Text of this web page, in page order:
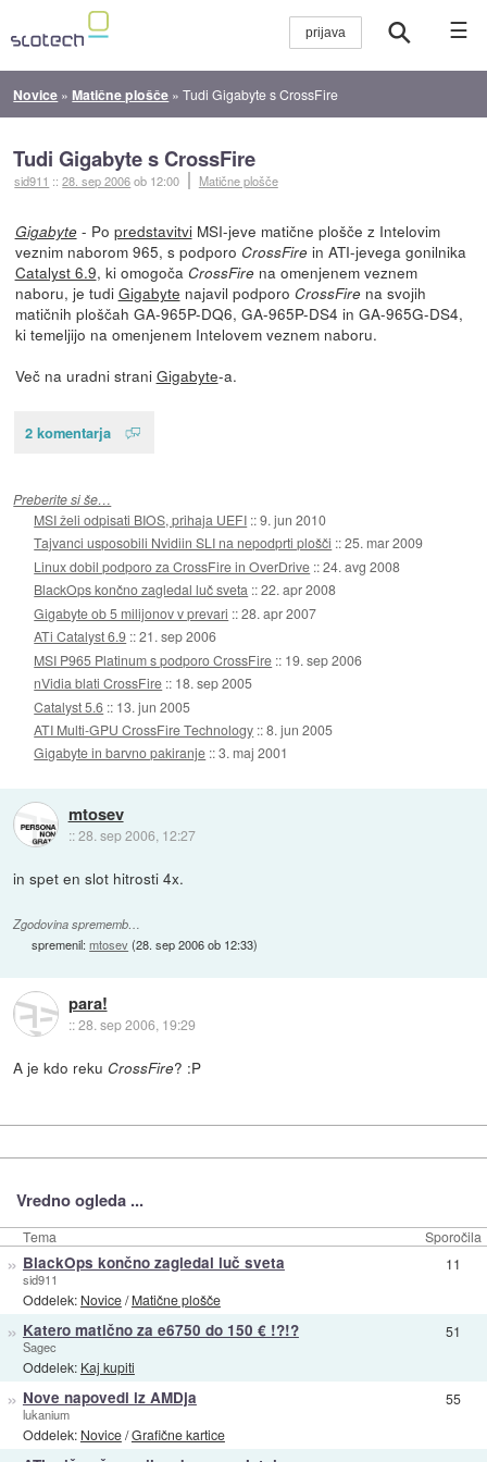
☰
Novice »Matične plošče »Tudi Gigabyte s CrossFire
Tudi Gigabyte s CrossFire
sid911 ::28. sep 2006ob 12:00 Matične plošče
Gigabyte- Po predstavitviMSI-jeve matične plošče z Intelovim
veznim naborom 965, s podporo CrossFirein ATI-jevega gonilnika
Catalyst 6.9, ki omogoča CrossFirena omenjenem veznem
naboru, je tudi Gigabyte najavil podporo CrossFirena svojih
matičnih ploščah GA-965P-DQ6, GA-965P-DS4 in GA-965G-DS4,
ki temeljijo na omenjenem Intelovem veznem naboru.
Več na uradni strani Gigabyte-a.
2 komentarja
Preberite si še…
MSI želi odpisati BIOS, prihaja UEFI ::9. jun 2010
Tajvanci usposobili Nvidiin SLI na nepodprti plošči ::25. mar 2009
Linux dobil podporo za CrossFire in OverDrive ::24. avg 2008
BlackOps končno zagledal luč sveta ::22. apr 2008
Gigabyte ob 5 milijonov v prevari ::28. apr 2007
ATi Catalyst 6.9 ::21. sep 2006
MSI P965 Platinum s podporo CrossFire :: 19. sep 2006
nVidia blati CrossFire :: 18. sep 2005
Catalyst 5.6 :: 13. jun 2005
ATI Multi-GPU CrossFire Technology ::8. jun 2005
Gigabyte in barvno pakiranje ::3. maj 2001
mtosev
::28. sep 2006, 12:27
in spet en slot hitrosti 4x.
Zgodovina sprememb…
spremenil:mtosev(28. sep 2006 ob 12:33)
para!
::28. sep 2006, 19:29
A je kdo reku CrossFire? :P
Vredno ogleda ...
Tema Sporočila
» BlackOps končno zagledal luč sveta
sid911
Oddelek: Novice/Matične plošče
11
» Katero matično za e6750 do 150 € !?!?
Sagec
Oddelek: Kaj kupiti
51
» Nove napovedi iz AMDja
lukanium
Oddelek: Novice/Grafične kartice
55